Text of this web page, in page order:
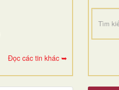
Đọc các tin khác ➥